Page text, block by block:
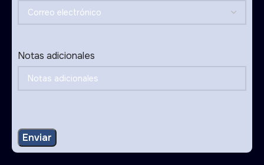
Notas adicionales